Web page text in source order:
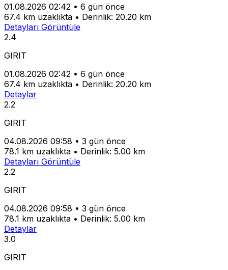
01.08.2026 02:42 • 6 gün önce
67.4 km uzaklıkta • Derinlik: 20.20 km
Detayları Görüntüle
2.4
GIRIT
01.08.2026 02:42 • 6 gün önce
67.4 km uzaklıkta • Derinlik: 20.20 km
Detaylar
2.2
GIRIT
04.08.2026 09:58 • 3 gün önce
78.1 km uzaklıkta • Derinlik: 5.00 km
Detayları Görüntüle
2.2
GIRIT
04.08.2026 09:58 • 3 gün önce
78.1 km uzaklıkta • Derinlik: 5.00 km
Detaylar
3.0
GIRIT